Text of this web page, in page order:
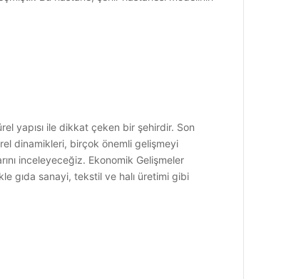
yapısı ile dikkat çeken bir şehirdir. Son
dinamikleri, birçok önemli gelişmeyi
inceleyeceğiz. Ekonomik Gelişmeler
gıda sanayi, tekstil ve halı üretimi gibi